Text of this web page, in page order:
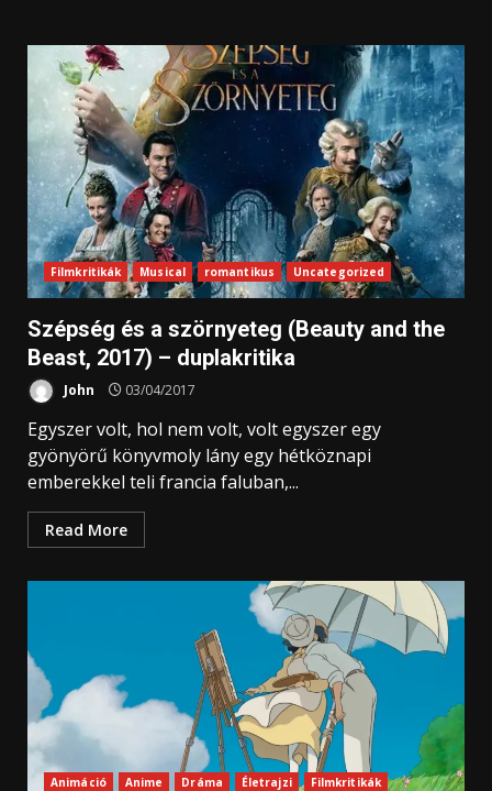
Filmkritikák Musical romantikus Uncategorized
Szépség és a szörnyeteg (Beauty and the
Beast, 2017) – duplakritika
John 03/04/2017
Egyszer volt, hol nem volt, volt egyszer egy
gyönyörű könyvmoly lány egy hétköznapi
emberekkel teli francia faluban,...
Read More
Animáció Anime Dráma Életrajzi
Filmkritikák